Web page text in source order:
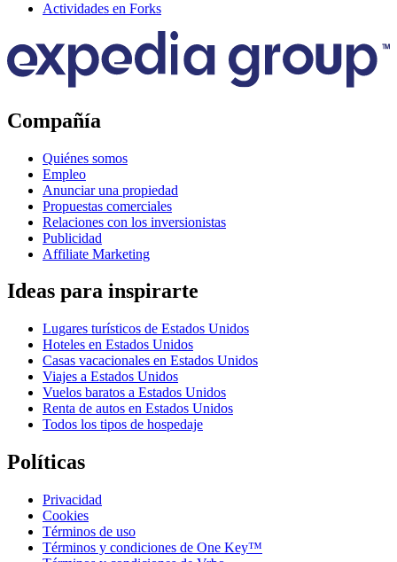
Actividades en Forks
Compañía
Quiénes somos
Empleo
Anunciar una propiedad
Propuestas comerciales
Relaciones con los inversionistas
Publicidad
Affiliate Marketing
Ideas para inspirarte
Lugares turísticos de Estados Unidos
Hoteles en Estados Unidos
Casas vacacionales en Estados Unidos
Viajes a Estados Unidos
Vuelos baratos a Estados Unidos
Renta de autos en Estados Unidos
Todos los tipos de hospedaje
Políticas
Privacidad
Cookies
Términos de uso
Términos y condiciones de One Key™